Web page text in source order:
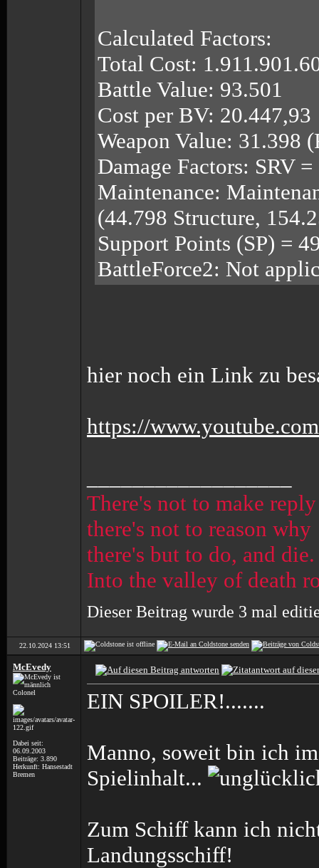
Calculated Factors:
Total Cost:
Battle Value: 93.501
Cost per BV: 20.447,93
Weapon Value: 31.398
Damage Factors: SRV
Maintenance:
(44.798 Structure,
Support Points (SP) =
BattleForce2: Not
hier noch ein Link zu
https://
There's not to make reply
there's not to reason why
there's but to do, and die.
Into the valley of death
Dieser Beitrag wurde 3 mal
22.10.2024 13:51
McEvedy
Colonel
Dabei seit:
06.09.2003
Beiträge: 3.890
Herkunft: Hansestadt
Bremen
EIN SPOILER!.......
Manno, soweit bin ich
Spielinhalt...
Zum Schiff kann ich
Landungsschiff!